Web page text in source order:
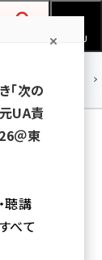
ラム
MENU
いる記事
「次の
元UA責
＠東
聴講
べて